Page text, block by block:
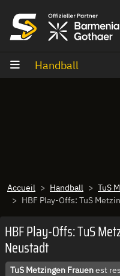
Handball
Accueil Handball
TuS
HBF Play-Offs: TuS
HBF Play-Offs: TuS
Neustadt
TuS Metzingen Frauenest